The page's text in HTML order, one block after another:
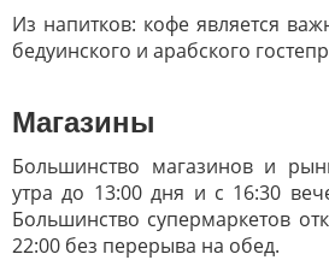
Из напитков: кофе является
бедуинского и арабского
Магазины
Большинство магазинов и
утра до 13:00 дня и с 16:30
Большинство супермаркетов
22:00 без перерыва на обед.